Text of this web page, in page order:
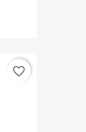
favorite_border